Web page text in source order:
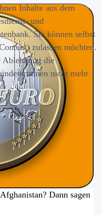
Dann sagen
Inhalte aus dem
und
Sie können selbst
zulassen möchten.
Ablehnung die
nicht mehr